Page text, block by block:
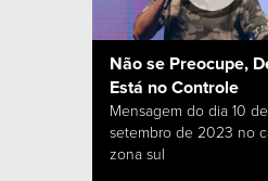
Não se Preocupe,
Está no Controle
Mensagem do dia 10 de
setembro de 2023 no
zona sul